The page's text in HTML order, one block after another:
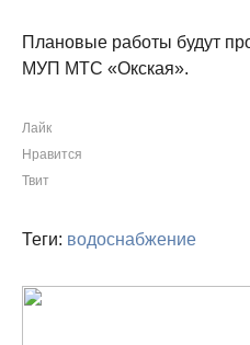
Плановые работы будут
МУП МТС «Окская».
Лайк
Нравится
Твит
Теги: водоснабжение